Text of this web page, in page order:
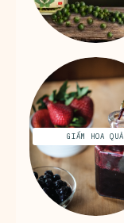
GIẤM HOA QUẢ